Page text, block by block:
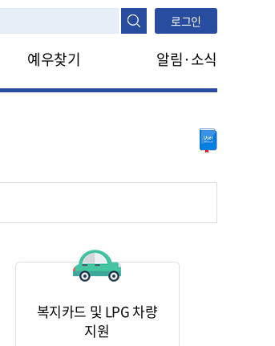
로그인
예우찾기
나의지원정보
대상구분
대상구분
알림·소식
공지사항
복지카드 및 LPG 차량
지원